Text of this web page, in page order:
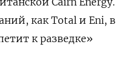
как Total и Eni, в
к разведке»